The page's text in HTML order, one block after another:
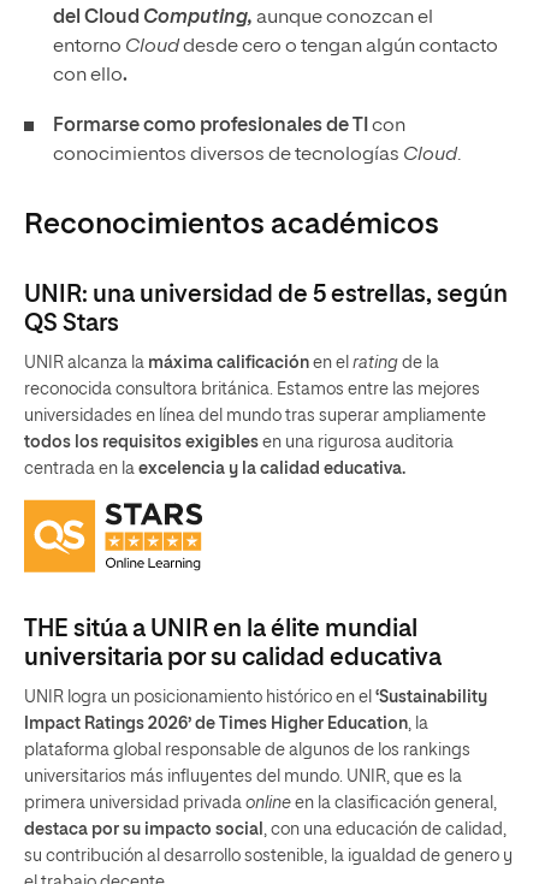
del Cloud Computing, aunque conozcan el
entorno Clouddesde cero o tengan algún contacto
con ello.
Formarse como profesionales de TI
con
conocimientos diversos de tecnologías Cloud.
Reconocimientos académicos
UNIR: una universidad de 5 estrellas, según
QS Stars
UNIR alcanza la máxima calificación en el rating de la
reconocida consultora británica. Estamos entre las mejores
universidades en línea del mundo tras superar ampliamente
todos los requisitos exigibles en una rigurosa auditoria
centrada en la excelencia y la calidad educativa.
THE sitúa a UNIR en la élite mundial
universitaria por su calidad educativa
UNIR logra un posicionamiento histórico en el ‘Sustainability
Impact Ratings 2026’ de Times Higher Education , la
plataforma global responsable de algunos de los rankings
universitarios más influyentes del mundo. UNIR, que es la
primera universidad privada online en la clasificación general,
destaca por su impacto social
, con una educación de calidad,
su contribución al desarrollo sostenible, la igualdad de genero y